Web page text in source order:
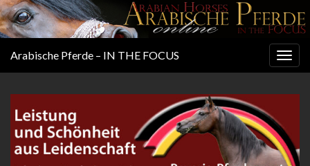
Arabische Pferde – IN THE FOCUS